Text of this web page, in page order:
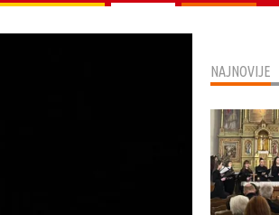
NAJNOVIJE